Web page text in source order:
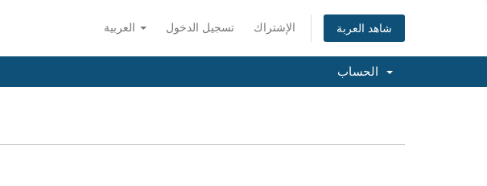
تسجيل الدخول الإشتراك شاهد العربة